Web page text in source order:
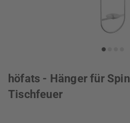
höfats - Hänger für Spin
Tischfeuer